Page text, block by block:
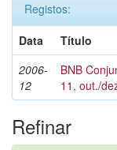
Registos:
Data
Título
2006-
12
BNB
11, out./
Refinar